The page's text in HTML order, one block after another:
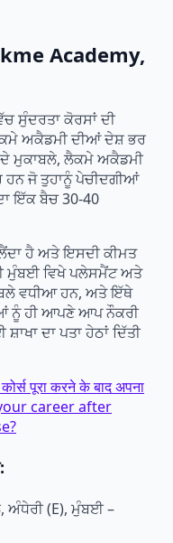
Academy,
ਸੁੰਦਰਤਾ ਕੋਰਸਾਂ ਦੀ
ਅਕੈਡਮੀ ਦੀਆਂ ਦੇਸ਼ ਭਰ
ਦੇ ਮੁਕਾਬਲੇ, ਲੈਕਮੇ ਅਕੈਡਮੀ
ਜੋ ਤੁਹਾਨੂੰ ਪੇਚੀਦਗੀਆਂ
ਇੱਕ ਬੈਚ 30-40
ਹੈ ਅਤੇ ਇਸਦੀ ਕੀਮਤ
ਮੁੰਬਈ ਵਿਖੇ ਪਲੇਸਮੈਂਟ ਅਤੇ
ਵਧੀਆ ਹਨ, ਅਤੇ ਇੱਥੇ
ਨੂੰ ਹੀ ਆਪਣੇ ਆਪ ਨੌਕਰੀ
ਦਾ ਪਤਾ ਹੇਠਾਂ ਦਿੱਤੀ
कोर्स पूरा करने के बाद अपना
career after
ਅੰਧੇਰੀ (E), ਮੁੰਬਈ –